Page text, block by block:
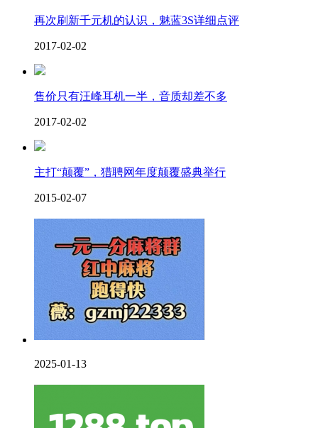
再次刷新千元机的认识，魅蓝3S详细点评
2017-02-02
售价只有汪峰耳机一半，音质却差不多
2017-02-02
主打“颠覆”，猎聘网年度颠覆盛典举行
2015-02-07
2025-01-13